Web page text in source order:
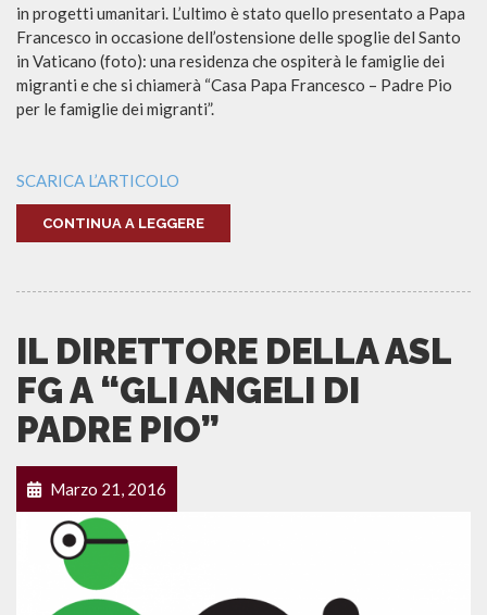
in progetti umanitari. L’ultimo è stato quello presentato a Papa
Francesco in occasione dell’ostensione delle spoglie del Santo
in Vaticano (foto): una residenza che ospiterà le famiglie dei
migranti e che si chiamerà “Casa Papa Francesco – Padre Pio
per le famiglie dei migranti”.
SCARICA L’ARTICOLO
CONTINUA A LEGGERE
IL DIRETTORE DELLA ASL
FG A “GLI ANGELI DI
PADRE PIO”
Marzo 21, 2016